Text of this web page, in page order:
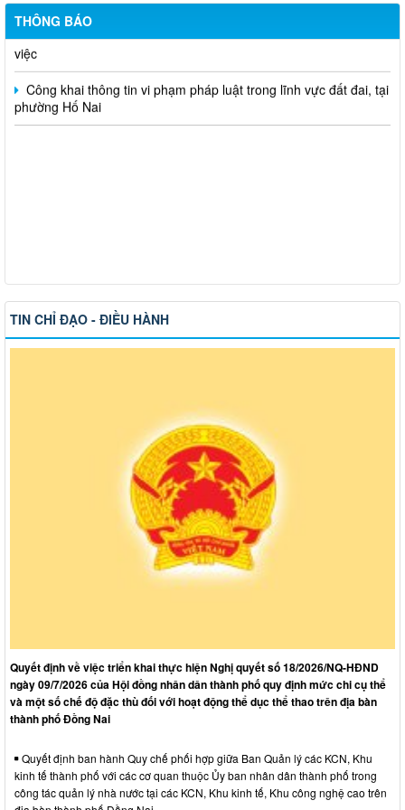
THÔNG BÁO
Hỗ trợ đăng tải thông tin hợp nhất, thay đổi địa chỉ trụ sở làm
việc
Công khai thông tin vi phạm pháp luật trong lĩnh vực đất đai, tại
phường Hố Nai
TIN CHỈ ĐẠO - ĐIỀU HÀNH
Quyết định về việc triển khai thực hiện Nghị quyết số 18/2026/NQ-HĐND
ngày 09/7/2026 của Hội đồng nhân dân thành phố quy định mức chi cụ thể
và một số chế độ đặc thù đối với hoạt động thể dục thể thao trên địa bàn
thành phố Đồng Nai
Quyết định ban hành Quy chế phối hợp giữa Ban Quản lý các KCN, Khu
kinh tế thành phố với các cơ quan thuộc Ủy ban nhân dân thành phố trong
công tác quản lý nhà nước tại các KCN, Khu kinh tế, Khu công nghệ cao trên